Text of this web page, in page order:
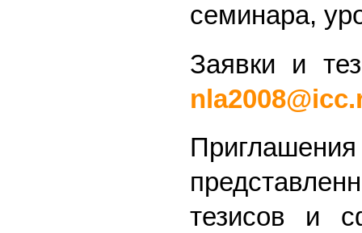
семинара,
Заявки и
тезисов и